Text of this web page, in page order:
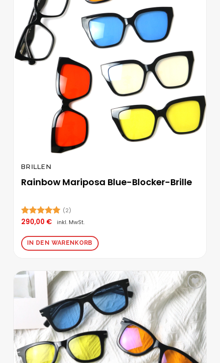
BRILLEN
Rainbow Mariposa Blue-Blocker-Brille
Bewertet
von 5
(2)
290,00 € inkl. MwSt.
IN DEN WARENKORB
Zur
Wunschliste
hinzufügen